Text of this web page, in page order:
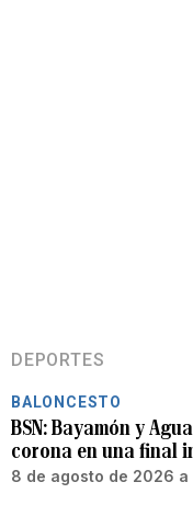
DEPORTES
BALONCESTO
BSN: Bayamón y
corona en una final
8 de agosto de 2026 a